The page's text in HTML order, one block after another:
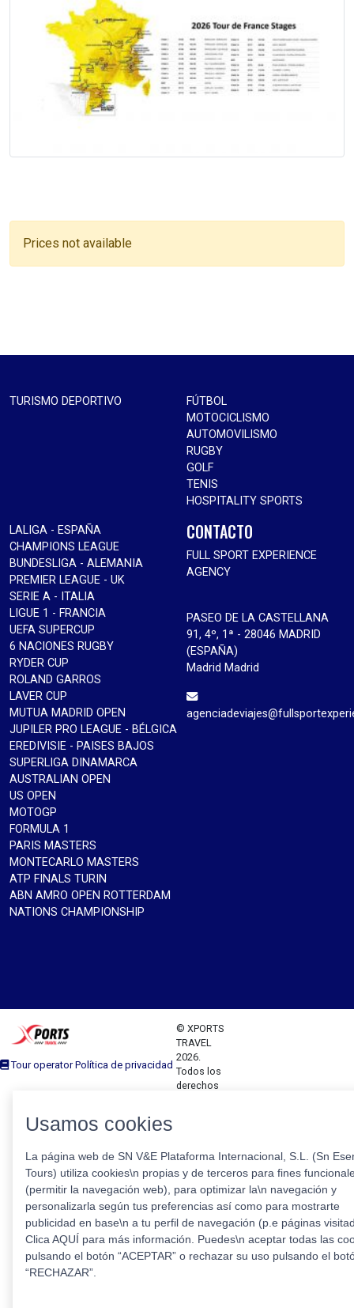
Prices not available
TURISMO DEPORTIVO
FÚTBOL
MOTOCICLISMO
AUTOMOVILISMO
RUGBY
GOLF
TENIS
HOSPITALITY SPORTS
LALIGA - ESPAÑA
CHAMPIONS LEAGUE
BUNDESLIGA - ALEMANIA
PREMIER LEAGUE - UK
SERIE A - ITALIA
LIGUE 1 - FRANCIA
UEFA SUPERCUP
6 NACIONES RUGBY
RYDER CUP
ROLAND GARROS
LAVER CUP
MUTUA MADRID OPEN
JUPILER PRO LEAGUE - BÉLGICA
EREDIVISIE - PAISES BAJOS
SUPERLIGA DINAMARCA
AUSTRALIAN OPEN
US OPEN
MOTOGP
FORMULA 1
PARIS MASTERS
MONTECARLO MASTERS
ATP FINALS TURIN
ABN AMRO OPEN ROTTERDAM
NATIONS CHAMPIONSHIP
CONTACTO
FULL SPORT EXPERIENCE
AGENCY
PASEO DE LA CASTELLANA
91, 4º, 1ª - 28046 MADRID
(ESPAÑA)
Madrid Madrid
Tour operator Política de privacidad
© XPORTS
TRAVEL
2026.
Todos los
derechos
Usamos cookies
La página web de SN V&E Plataforma Internacional, S.L. (Sn
Tours) utiliza cookies\n propias y de terceros para fines
(permitir la navegación web), para optimizar la\n navegación y
personalizarla según tus preferencias así como para mostrarte
publicidad en base\n a tu perfil de navegación (p.e páginas
Clica AQUÍ para más información. Puedes\n aceptar todas las
pulsando el botón “ACEPTAR” o rechazar su uso pulsando el
“RECHAZAR”.